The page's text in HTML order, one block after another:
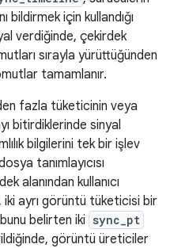
bildirmek için kullandığı
verdiğinde, çekirdek
sırayla yürüttüğünden
tamamlanır.
fazla tüketicinin veya
bitirdiklerinde sinyal
bilgilerini tek bir işlev
tanımlayıcısı
alanından kullanıcı
iki ayrı görüntü tüketicisi bir
belirten iki sync_pt
görüntü üreticiler